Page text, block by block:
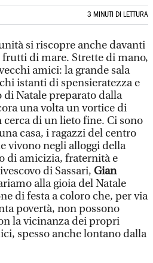
3 MINUTI DI LETTURA
si riscopre anche davanti
di mare. Strette di mano,
amici: la grande sala
istanti di spensieratezza e
Natale preparato dalla
una volta un vortice di
di un lieto fine. Ci sono
casa, i ragazzi del centro
vivono negli alloggi della
di amicizia, fraternità e
di Sassari, Gian
alla gioia del Natale
di festa a coloro che, per via
povertà, non possono
la vicinanza dei propri
spesso anche lontano dalla